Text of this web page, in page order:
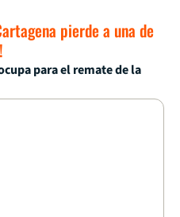
pierde a una de
para el remate de la